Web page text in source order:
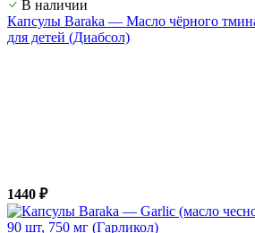
В наличии
Капсулы Baraka — Масло чёрного
для детей (Диабсол)
1440 ₽